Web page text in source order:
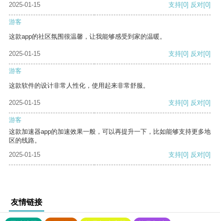
2025-01-15 支持[0] 反对[0]
游客
这款app的社区氛围很温馨，让我能够感受到家的温暖。
2025-01-15 支持[0] 反对[0]
游客
这款软件的设计非常人性化，使用起来非常舒服。
2025-01-15 支持[0] 反对[0]
游客
这款加速器app的加速效果一般，可以再提升一下，比如能够支持更多地
区的线路。
2025-01-15
支持[0] 反对[0]
友情链接